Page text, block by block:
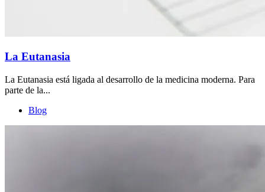
La Eutanasia
La Eutanasia está ligada al desarrollo de la medicina moderna. Para
parte de la...
Blog